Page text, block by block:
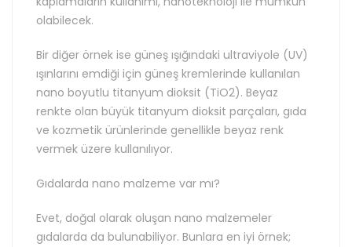
olabilecek.
Bir diğer örnek ise güneş ışığındaki ultraviyole (UV)
ışınlarını emdiği için güneş kremlerinde kullanılan
nano boyutlu titanyum dioksit (TiO2). Beyaz
renkte olan büyük titanyum dioksit parçaları, gıda
ve kozmetik ürünlerinde genellikle beyaz renk
vermek üzere kullanılıyor.
Gıdalarda nano malzeme var mı?
Evet, doğal olarak oluşan nano malzemeler
gıdalarda da bulunabiliyor. Bunlara en iyi örnek;